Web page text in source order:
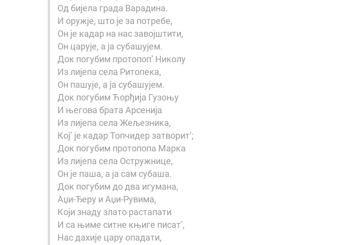
Од бијела града Варадина.
И оружје, што је за потребе,
Он је кадар на нас завојштити,
Он царује, а ја субашујем.
Док погубим протопоп’ Николу
Из лијепа села Ритопека,
Он пашује, а ја субашујем.
Док погубим Ћорђија Гузоњу
И његова брата Арсенија
Из лијепа села Жељезника,
Кој’ је кадар Топчидер затворит’;
Док погубим протопопа Марка
Из лијепа села Остружнице,
Он је паша, а ја сам субаша.
Док погубим до два игумана,
Аџи-Ђеру и Аџи-Рувима,
Који знаду злато растапати
И са њиме ситне књиге писат’,
Нас дахије цару опадати,